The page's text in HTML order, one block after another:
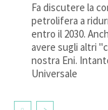
Fa discutere la
petrolifera a
entro il 2030.
avere sugli altri
nostra Eni. Intanto per lo
Universale